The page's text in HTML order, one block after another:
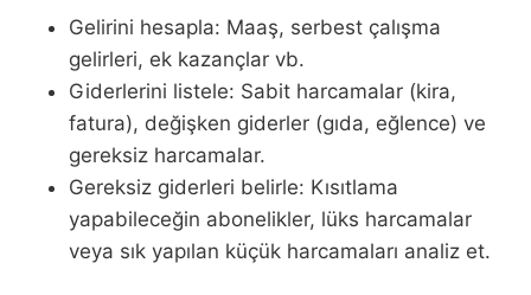
Gelirini hesapla: Maaş, serbest çalışma
gelirleri, ek kazançlar vb.
Giderlerini listele: Sabit harcamalar (kira,
fatura), değişken giderler (gıda, eğlence) ve
gereksiz harcamalar.
Gereksiz giderleri belirle: Kısıtlama
yapabileceğin abonelikler, lüks harcamalar
veya sık yapılan küçük harcamaları analiz et.